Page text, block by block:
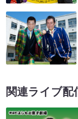
関連ライブ配